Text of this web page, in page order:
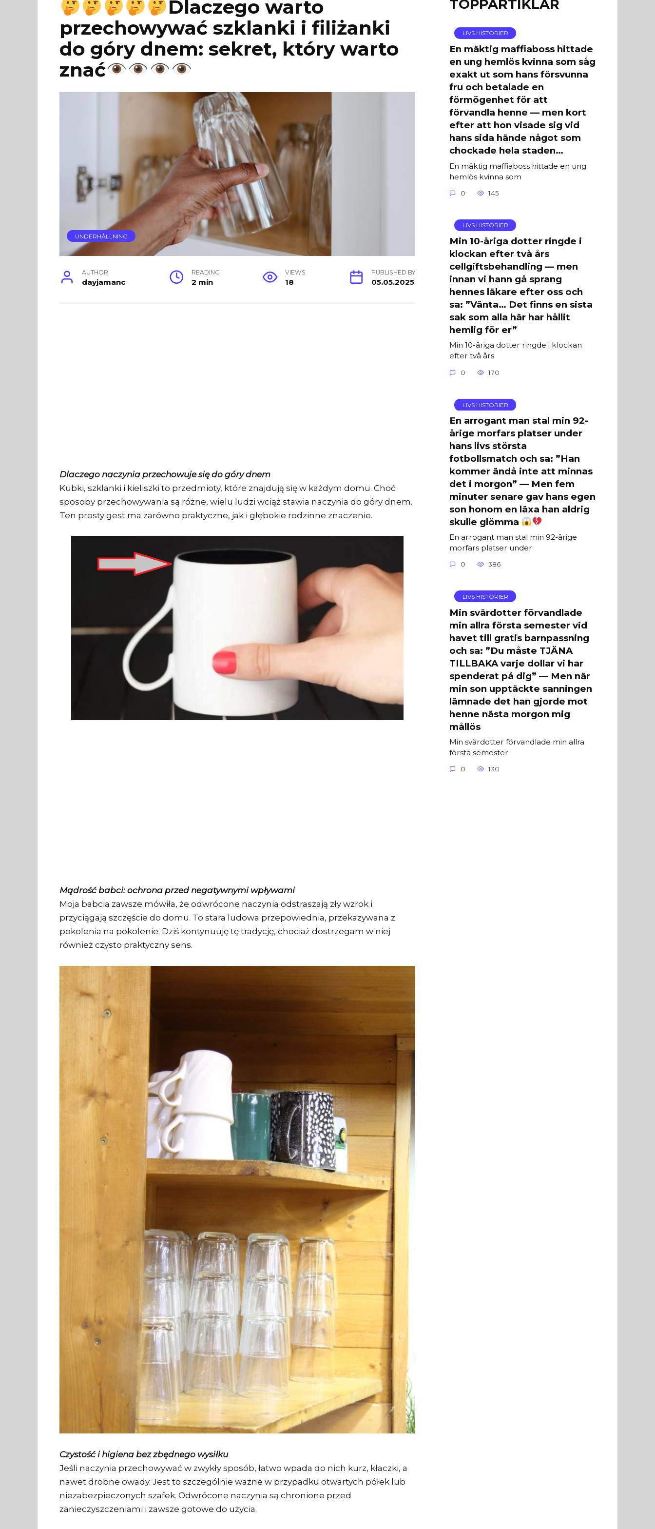
Dlaczego warto
przechowywać szklanki i filiżanki
do góry dnem: sekret, który warto
znać
UNDERHÅLLNING
AUTHOR
dayjamanc
READING
2 min
VIEWS
18
PUBLISHED BY
05.05.2025
Dlaczego naczynia przechowuje się do góry dnem
Kubki, szklanki i kieliszki to przedmioty, które znajdują się w każdym domu. Choć
sposoby przechowywania są różne, wielu ludzi wciąż stawia naczynia do góry dnem.
Ten prosty gest ma zarówno praktyczne, jak i głębokie rodzinne znaczenie.
Mądrość babci: ochrona przed negatywnymi wpływami
Moja babcia zawsze mówiła, że odwrócone naczynia odstraszają zły wzrok i
przyciągają szczęście do domu. To stara ludowa przepowiednia, przekazywana z
pokolenia na pokolenie. Dziś kontynuuję tę tradycję, chociaż dostrzegam w niej
również czysto praktyczny sens.
Czystość i higiena bez zbędnego wysiłku
Jeśli naczynia przechowywać w zwykły sposób, łatwo wpada do nich kurz, kłaczki, a
nawet drobne owady. Jest to szczególnie ważne w przypadku otwartych półek lub
niezabezpieczonych szafek. Odwrócone naczynia są chronione przed
zanieczyszczeniami i zawsze gotowe do użycia.
TOPPARTIKLAR
LIVS HISTORIER
En mäktig maffiaboss hittade
en ung hemlös kvinna som såg
exakt ut som hans försvunna
fru och betalade en
förmögenhet för att
förvandla henne — men kort
efter att hon visade sig vid
hans sida hände något som
chockade hela staden…
En mäktig maffiaboss hittade en ung
hemlös kvinna som
0 145
LIVS HISTORIER
Min 10-åriga dotter ringde i
klockan efter två års
cellgiftsbehandling — men
innan vi hann gå sprang
hennes läkare efter oss och
sa: ”Vänta… Det finns en sista
sak som alla här har hållit
hemlig för er”
Min 10-åriga dotter ringde i klockan
efter två års
0 170
LIVS HISTORIER
En arrogant man stal min 92-
årige morfars platser under
hans livs största
fotbollsmatch och sa: ”Han
kommer ändå inte att minnas
det i morgon” — Men fem
minuter senare gav hans egen
son honom en läxa han aldrig
skulle glömma
En arrogant man stal min 92-årige
morfars platser under
0 386
LIVS HISTORIER
Min svärdotter förvandlade
min allra första semester vid
havet till gratis barnpassning
och sa: ”Du måste TJÄNA
TILLBAKA varje dollar vi har
spenderat på dig” — Men när
min son upptäckte sanningen
lämnade det han gjorde mot
henne nästa morgon mig
mållös
Min svärdotter förvandlade min allra
första semester
0 130